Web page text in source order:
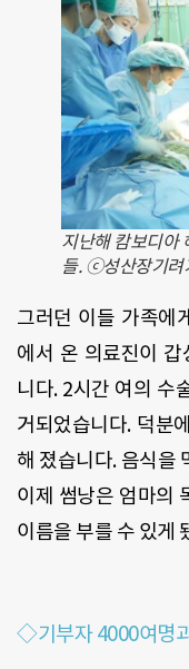
지난해 캄보디아
들. ⓒ성산장기려
그러던 이들 가족에
에서 온 의료진이
니다. 2시간 여의 수
거되었습니다. 덕분
해 졌습니다. 음식을
이제 썸낭은 엄마의
이름을 부를 수 있게
◇기부자 4000여명